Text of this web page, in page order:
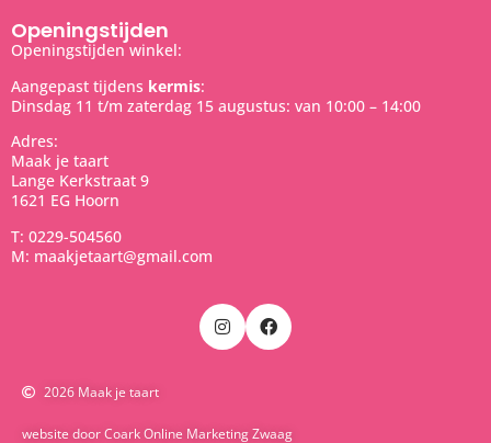
Openingstijden
Openingstijden winkel:
Aangepast tijdens kermis:
Dinsdag 11 t/m zaterdag 15 augustus: van 10:00 – 14:00
Adres:
Maak je taart
Lange Kerkstraat 9
1621 EG Hoorn
T: 0229-504560
M: maakjetaart@gmail.com
2026 Maak je taart
website door Coark Online Marketing Zwaag